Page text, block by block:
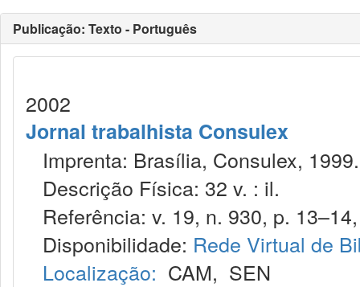
Publicação: Texto - Português
2002
Jornal trabalhista Consulex
Imprenta: Brasília, Consulex, 1999.
Descrição Física: 32 v. : il.
Referência: v. 19, n. 930, p.
Disponibilidade: Rede Virtual de
Localização: CAM, SEN